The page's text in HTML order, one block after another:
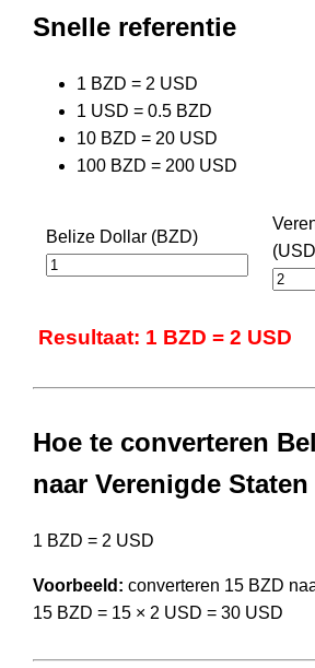
Snelle referentie
1 BZD = 2 USD
1 USD = 0.5 BZD
10 BZD = 20 USD
100 BZD = 200 USD
Belize Dollar (BZD)
Resultaat: 1 BZD = 2 USD
Hoe te converteren
naar Verenigde
1 BZD = 2 USD
Voorbeeld: converteren 15 BZD
15 BZD = 15 × 2 USD = 30 USD